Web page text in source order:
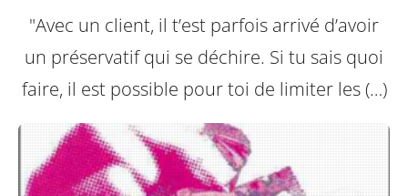
"Avec un client, il t’est parfois arrivé d’avoir
un préservatif qui se déchire. Si tu sais quoi
faire, il est possible pour toi de limiter les (…)